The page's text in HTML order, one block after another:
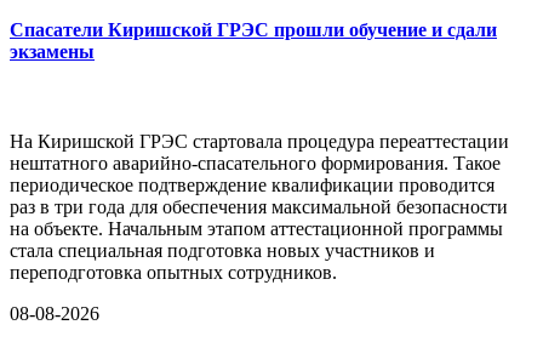
Спасатели Киришской ГРЭС прошли обучение и сдали
экзамены
На Киришской ГРЭС стартовала процедура переаттестации
нештатного аварийно-спасательного формирования. Такое
периодическое подтверждение квалификации проводится
раз в три года для обеспечения максимальной безопасности
на объекте. Начальным этапом аттестационной программы
стала специальная подготовка новых участников и
переподготовка опытных сотрудников.
08-08-2026